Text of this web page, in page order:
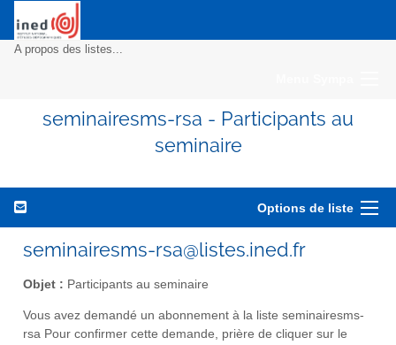
A propos des listes...
seminairesms-rsa - Participants au
seminaire
Options de liste
seminairesms-rsa@listes.ined.fr
Objet : Participants au seminaire
Vous avez demandé un abonnement à la liste seminairesms-
rsa Pour confirmer cette demande, prière de cliquer sur le